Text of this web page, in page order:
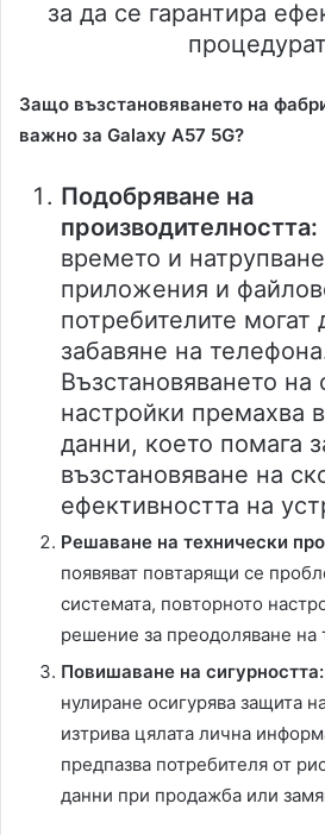
за да се гарантира
Защо възстановяването на
важно за Galaxy A57 5G?
Подобряване на
производителността:
времето и
приложения и
потребителите могат
забавяне на
Възстановяването на
настройки премахва
данни, което помага
възстановяване на
ефективността на
Решаване на технически
появяват повтарящи се
системата, повторното
решение за преодоляване на
Повишаване на сигурността:
нулиране осигурява защита
изтрива цялата лична
предпазва потребителя от
данни при продажба или